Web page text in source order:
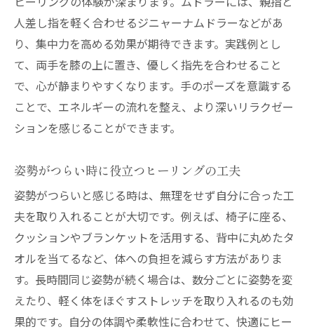
人差し指を軽く合わせるジニャーナムドラーなどがあ
り、集中力を高める効果が期待できます。実践例とし
て、両手を膝の上に置き、優しく指先を合わせること
で、心が静まりやすくなります。手のポーズを意識する
ことで、エネルギーの流れを整え、より深いリラクゼー
ションを感じることができます。
姿勢がつらい時に役立つヒーリングの工夫
姿勢がつらいと感じる時は、無理をせず自分に合った工
夫を取り入れることが大切です。例えば、椅子に座る、
クッションやブランケットを活用する、背中に丸めたタ
オルを当てるなど、体への負担を減らす方法がありま
す。長時間同じ姿勢が続く場合は、数分ごとに姿勢を変
えたり、軽く体をほぐすストレッチを取り入れるのも効
果的です。自分の体調や柔軟性に合わせて、快適にヒー